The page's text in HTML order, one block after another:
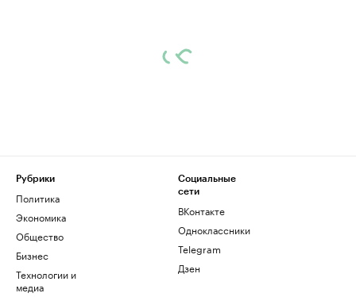
Рубрики
Политика
Экономика
Общество
Бизнес
Технологии и
медиа
Социальные
сети
ВКонтакте
Одноклассники
Telegram
Дзен